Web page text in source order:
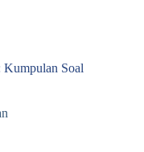
Kumpulan Soal